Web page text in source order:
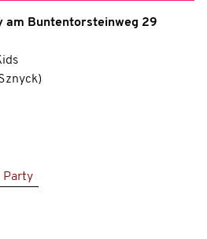
am Buntentorsteinweg 29
Party